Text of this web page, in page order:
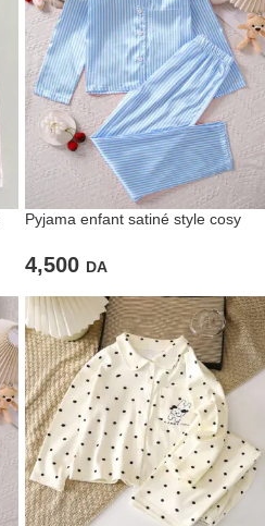
Pyjama enfant satiné style cosy
4,500 DA